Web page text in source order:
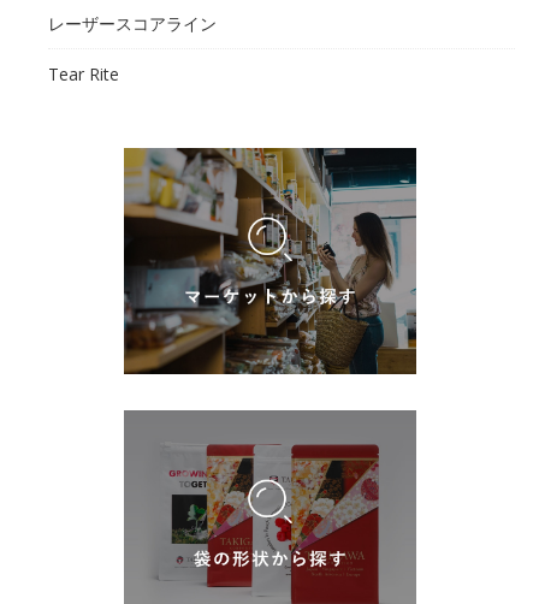
レーザースコアライン
Tear Rite